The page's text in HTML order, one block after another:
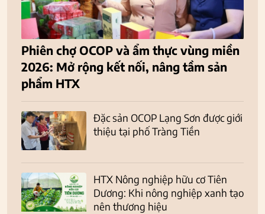
Phiên chợ OCOP và ẩm thực vùng miền
2026: Mở rộng kết nối, nâng tầm sản
phẩm HTX
Đặc sản OCOP Lạng Sơn được giới
thiệu tại phố Tràng Tiền
HTX Nông nghiệp hữu cơ Tiên
Dương: Khi nông nghiệp xanh tạo
nên thương hiệu